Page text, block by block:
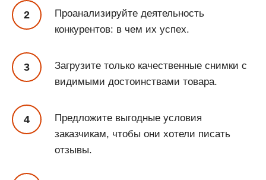
Проанализируйте деятельность
конкурентов: в чем их успех.
Загрузите только качественные снимки с
видимыми достоинствами товара.
Предложите выгодные условия
заказчикам, чтобы они хотели писать
отзывы.